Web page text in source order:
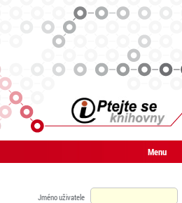
Menu
Jméno uživatele